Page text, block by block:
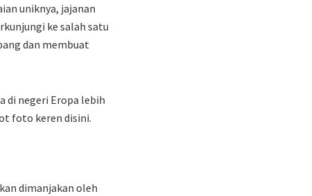
uniknya, jajanan
ke salah satu
dan membuat
di negeri Eropa lebih
foto keren disini.
dimanjakan oleh